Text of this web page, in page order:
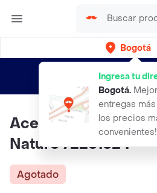
Bogotá
Ingresa tu
Bogotá.
entregas
los precios
convenientes!
envíos gratis por
Aceite Esencial
Nature 72251524
Agotado